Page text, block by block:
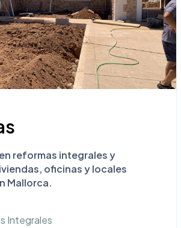
reformas integrales y
oficinas y locales
Mallorca.
Integrales